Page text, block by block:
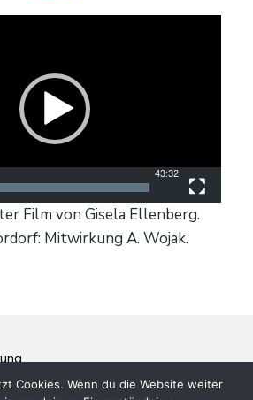
43:32
Film von Gisela Ellenberg.
Mitwirkung A. Wojak.
Cookies. Wenn du die Website weiter